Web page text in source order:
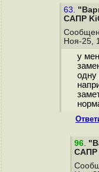
63.
САПР
Ноя-25,
у
одну
96.
САПР